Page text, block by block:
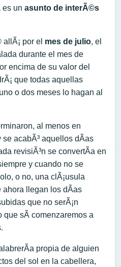
es un asunto de interÃ©s
por el mes de julio, el
durante el mes de
encima de su valor del
que todas aquellas
o dos meses lo hagan al
al menos en
acabÃ³ aquellos dÃ­as
revisiÃ³n se convertÃ­a en
y cuando no se
o no, una clÃ¡usula
ahora llegan los dÃ­as
que no serÃ¡n
que sÃ­ comenzaremos a
propia de alguien
del sol en la cabellera,